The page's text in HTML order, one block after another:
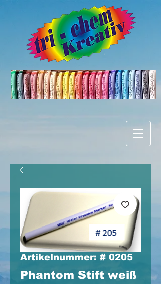
Artikelnummer: # 0205
Phantom Stift weiß